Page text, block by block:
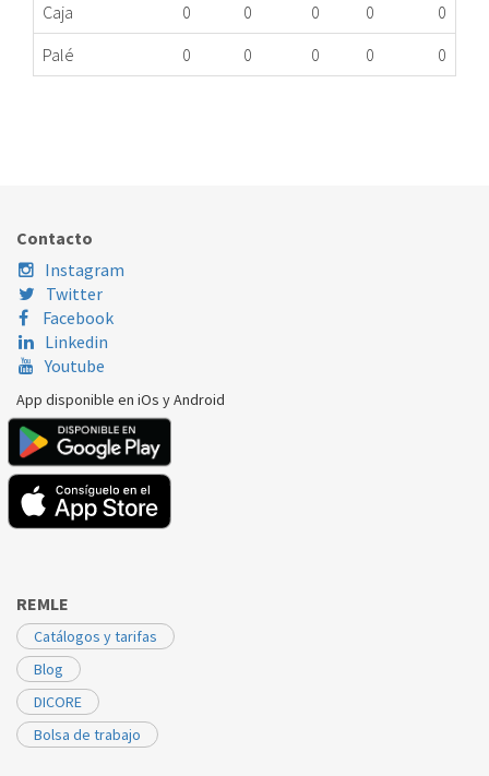
Caja
0 0 0 0
0
Palé
0 0 0 0 0
Contacto
Instagram
Twitter
Facebook
Linkedin
Youtube
App disponible en iOs y Android
REMLE
Catálogos y tarifas
Blog
DICORE
Bolsa de trabajo